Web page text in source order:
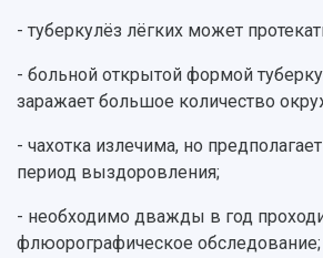
Ботанический сад
Умный дом бабочек
Международный
Сведения об
Официальные документы
- туберкулёз лёгких может
- больной открытой формой
заражает большое количество
- чахотка излечима, но
период выздоровления;
- необходимо дважды в год
флюорографическое обследование;